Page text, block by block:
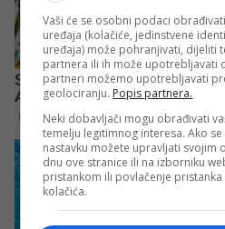
Vaši će se osobni podaci
uređaja (kolačiće, jedinstvene
uređaja) može pohranjivati, dijeliti
partnera ili ih može upotrebljavati
partneri možemo upotrebljavati
geolociranju. Popis partnera.
Neki dobavljači mogu obrađivati
temelju legitimnog interesa. Ako se
nastavku možete upravljati svojim
dnu ove stranice ili na izborniku
pristankom ili povlačenje
kolačića.